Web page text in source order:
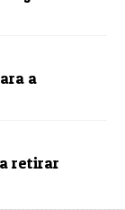
a
retirar